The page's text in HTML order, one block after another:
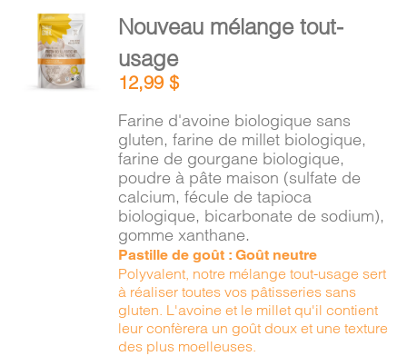
AJOUTER
AU
PANIER
/
DÉTAILS
Nouveau mélange tout-
usage
12,99$
Farine d'avoine biologique sans
gluten, farine de millet biologique,
farine de gourgane biologique,
poudre à pâte maison (sulfate de
calcium, fécule de tapioca
biologique, bicarbonate de sodium),
gomme xanthane.
Pastille de goût : Goût neutre
Polyvalent, notre mélange tout-usage sert
à réaliser toutes vos pâtisseries sans
gluten. L'avoine et le millet qu'il contient
leur confèrera un goût doux et une texture
des plus moelleuses.